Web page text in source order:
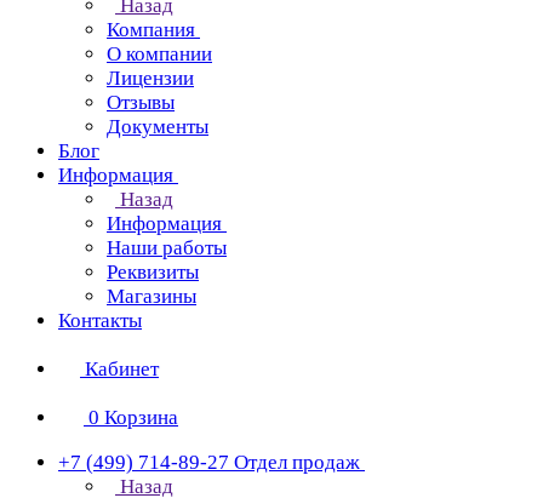
Назад
Компания
О компании
Лицензии
Отзывы
Документы
Блог
Информация
Назад
Информация
Наши работы
Реквизиты
Магазины
Контакты
Кабинет
0 Корзина
+7 (499) 714-89-27 Отдел продаж
Назад